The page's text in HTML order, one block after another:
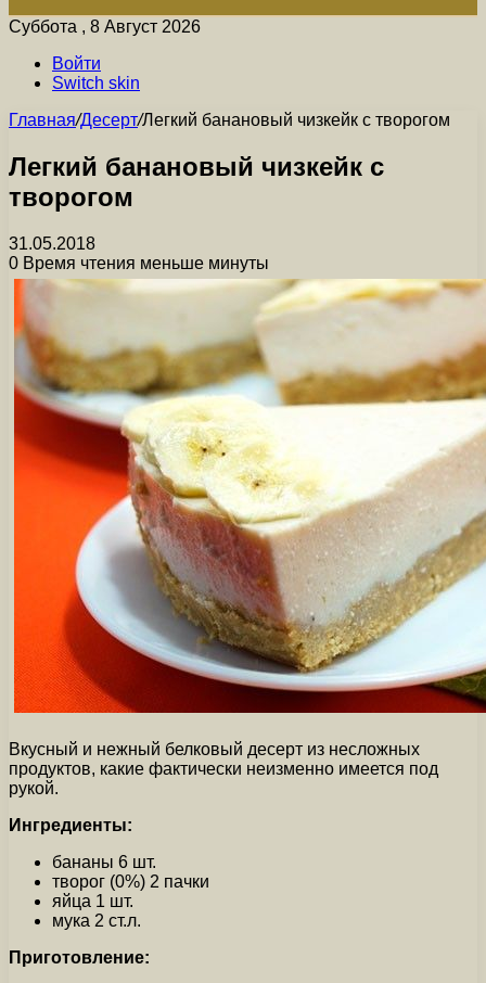
Суббота , 8 Август 2026
Войти
Switch skin
Главная/Десерт/Легкий банановый чизкейк с творогом
Легкий банановый чизкейк с
творогом
31.05.2018
0 Время чтения меньше минуты
Вкусный и нежный белковый десерт из несложных
продуктов, какие фактически неизменно имеется под
рукой.
Ингредиенты:
бананы 6 шт.
творог (0%) 2 пачки
яйца 1 шт.
мука 2 ст.л.
Приготовление: